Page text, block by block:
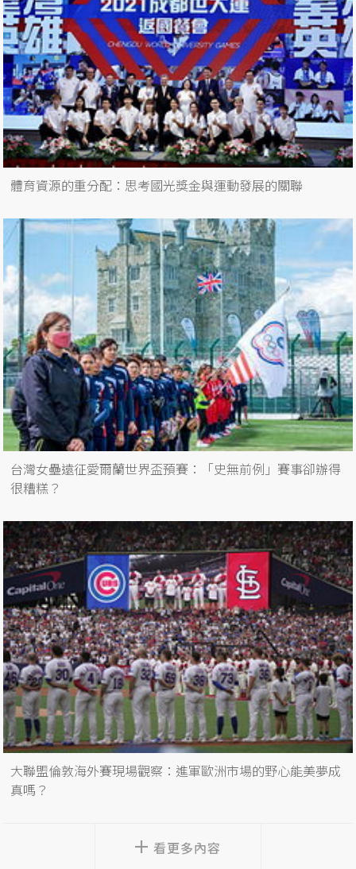
體育資源的重分配：思考國光獎金與運動發展的關聯
台灣女壘遠征愛爾蘭世界盃預賽：「史無前例」賽事卻辦得
很糟糕？
大聯盟倫敦海外賽現場觀察：進軍歐洲市場的野心能美夢成
真嗎？
看更多內容